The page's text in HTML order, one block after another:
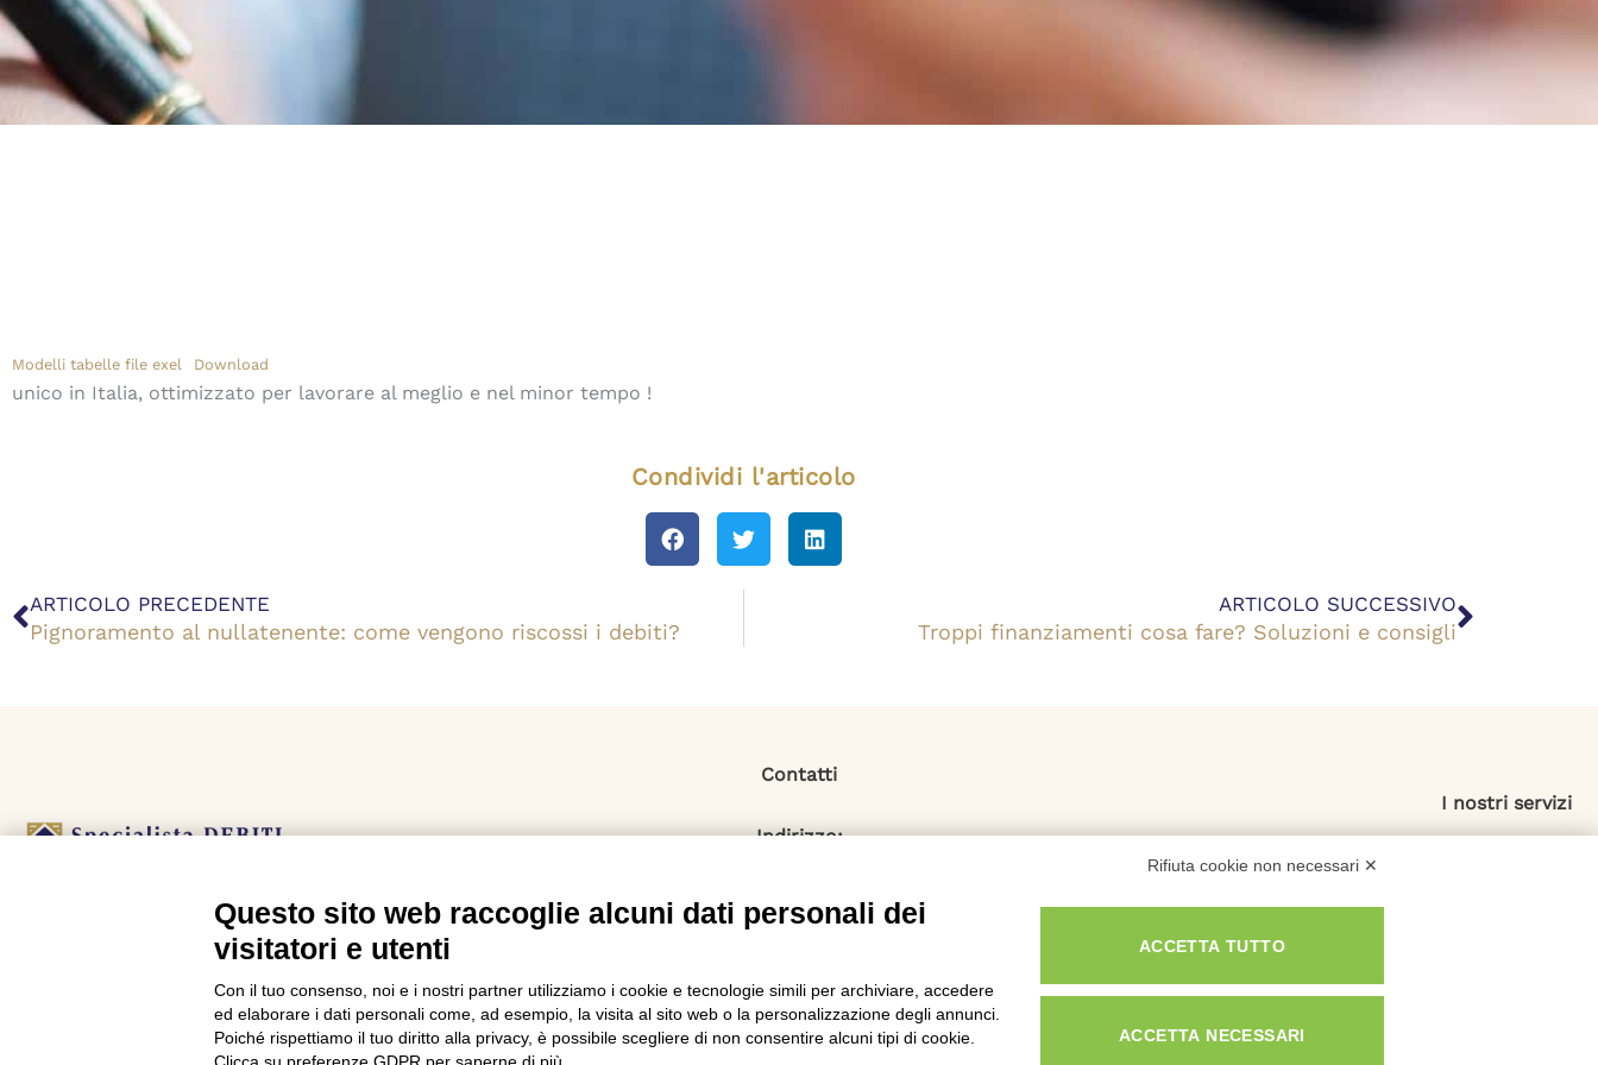
Modelli tabelle file exel Download
unico in Italia, ottimizzato per lavorare al meglio e nel minor tempo !
Condividi l'articolo
Precedente
ARTICOLO PRECEDENTE
Pignoramento al nullatenente: come vengono riscossi i debiti?
ARTICOLO SUCCESSIVO
Troppi finanziamenti cosa fare? Soluzioni e consigli
L’agenzia Specialista Debiti è uno dei leader italiani
nella consulenza per le crisi da debito.
Contatti
Indirizzo:
Numero Verde:
Email:
contattaci@specialistadebiti.it
I nostri servizi
Rifiuta cookie non necessari ✕
Questo sito web raccoglie alcuni dati personali dei
visitatori e utenti
Con il tuo consenso, noi e i nostri partner utilizziamo i cookie e tecnologie simili per archiviare, accedere
ed elaborare i dati personali come, ad esempio, la visita al sito web o la personalizzazione degli annunci.
Poiché rispettiamo il tuo diritto alla privacy, è possibile scegliere di non consentire alcuni tipi di cookie.
ACCETTA TUTTO
ACCETTA NECESSARI